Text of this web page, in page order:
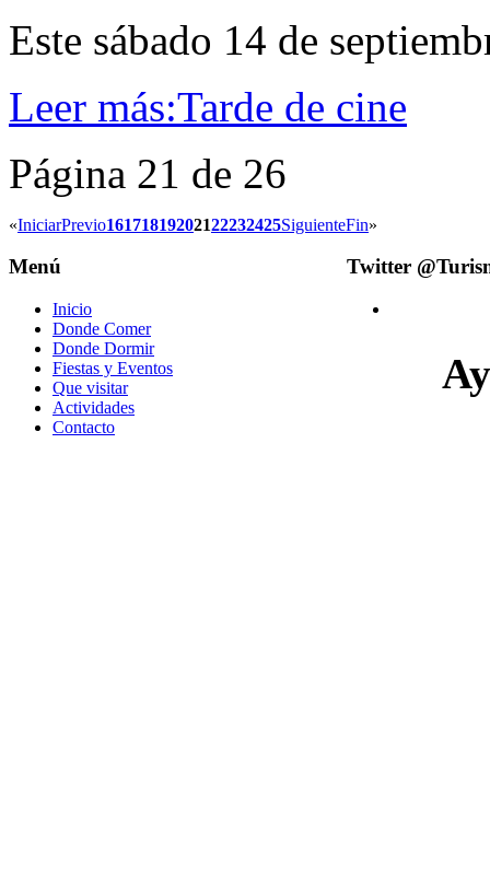
Este sábado 14 de
Leer más:Tarde de cine
Página 21 de 26
«IniciarPrevio16171819202122232425SiguienteFin»
Menú
Inicio
Donde Comer
Donde Dormir
Fiestas y Eventos
Que visitar
Actividades
Contacto
Twitter